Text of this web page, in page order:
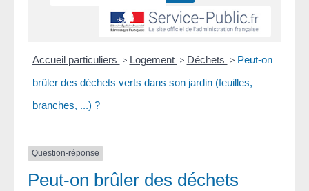
Accueil particuliers > Logement > Déchets > Peut-on
brûler des déchets verts dans son jardin (feuilles,
branches, ...) ?
Question-réponse
Peut-on brûler des déchets